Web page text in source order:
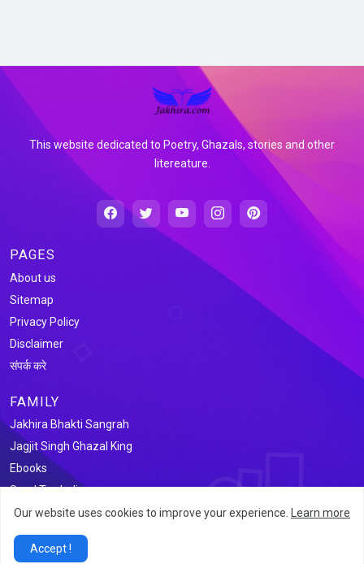
This website dedicated to Poetry, Ghazals, stories and other
litereature.
PAGES
About us
Sitemap
Privacy Policy
Disclaimer
संपर्क करे
FAMILY
Jakhira Bhakti Sangrah
Jagjit Singh Ghazal King
Ebooks
Saral Tax India
Our website uses cookies to improve your experience. Learn more
Accept !